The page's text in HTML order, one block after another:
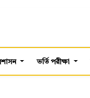
ভর্তি পরীক্ষা